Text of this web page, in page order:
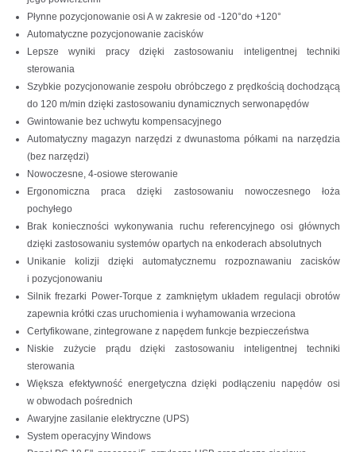
Płynne pozycjonowanie osi A w zakresie od -120°do +120°
Automatyczne pozycjonowanie zacisków
Lepsze wyniki pracy dzięki zastosowaniu inteligentnej techniki
sterowania
Szybkie pozycjonowanie zespołu obróbczego z prędkością dochodzącą
do 120 m/min dzięki zastosowaniu dynamicznych serwonapędów
Gwintowanie bez uchwytu kompensacyjnego
Automatyczny magazyn narzędzi z dwunastoma półkami na narzędzia
(bez narzędzi)
Nowoczesne, 4-osiowe sterowanie
Ergonomiczna praca dzięki zastosowaniu nowoczesnego łoża
pochyłego
Brak konieczności wykonywania ruchu referencyjnego osi głównych
dzięki zastosowaniu systemów opartych na enkoderach absolutnych
Unikanie kolizji dzięki automatycznemu rozpoznawaniu zacisków
i pozycjonowaniu
Silnik frezarki Power-Torque z zamkniętym układem regulacji obrotów
zapewnia krótki czas uruchomienia i wyhamowania wrzeciona
Certyfikowane, zintegrowane z napędem funkcje bezpieczeństwa
Niskie zużycie prądu dzięki zastosowaniu inteligentnej techniki
sterowania
Większa efektywność energetyczna dzięki podłączeniu napędów osi
w obwodach pośrednich
Awaryjne zasilanie elektryczne (UPS)
System operacyjny Windows